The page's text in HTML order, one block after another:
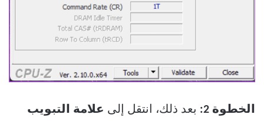
الخطوة 2: بعد ذلك، انتقل إلى علامة التبويب